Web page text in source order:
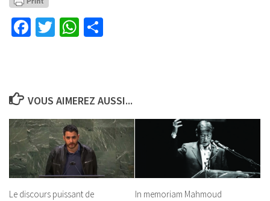
Facebook
TwitterWhatsApp
VOUS AIMEREZ AUSSI...
Le discours puissant de
In memoriam Mahmoud